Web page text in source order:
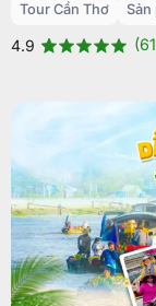
Tour Cần Thơ Sản
4.9 (61